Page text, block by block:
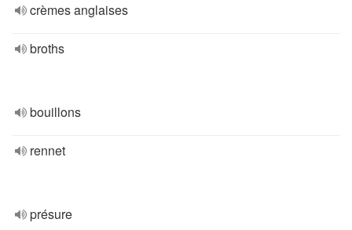
crèmes anglaises
broths
bouillons
rennet
présure